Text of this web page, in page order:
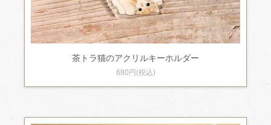
茶トラ猫のアクリルキーホルダー
680円(税込)